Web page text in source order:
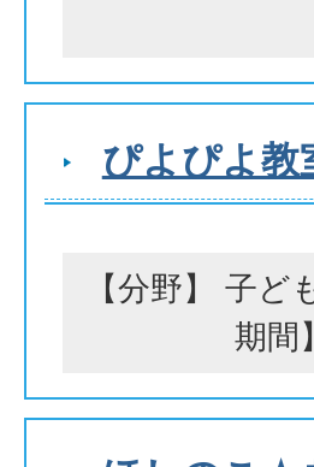
ぴよぴよ教
【分野】 子
期間